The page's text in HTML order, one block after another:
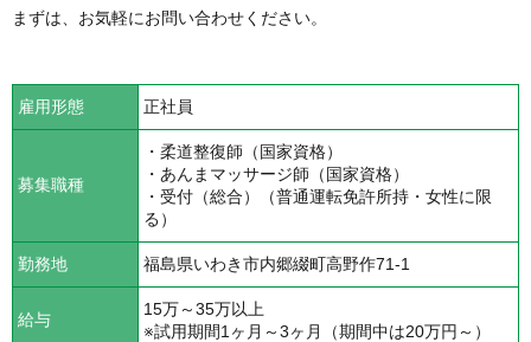
まずは、お気軽にお問い合わせください。
雇用形態 正社員
募集職種
・柔道整復師（国家資格）
・あんまマッサージ師（国家資格）
・受付（総合）（普通運転免許所持・女性に限
る）
勤務地 福島県いわき市内郷綴町高野作71-1
給与
15万～35万以上
※試用期間1ヶ月～3ヶ月（期間中は20万円～）